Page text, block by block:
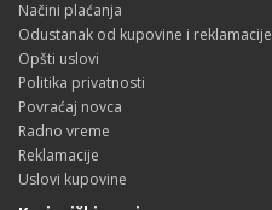
Načini plaćanja
Odustanak od kupovine i reklamacije
Opšti uslovi
Politika privatnosti
Povraćaj novca
Radno vreme
Reklamacije
Uslovi kupovine